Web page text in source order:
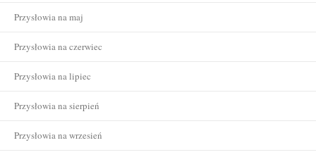
Przysłowia na maj
Przysłowia na czerwiec
Przysłowia na lipiec
Przysłowia na sierpień
Przysłowia na wrzesień